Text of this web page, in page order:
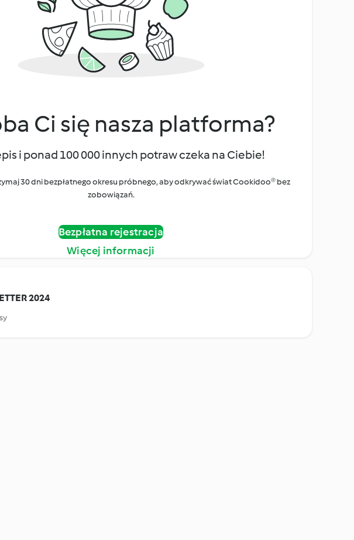
Ci się nasza platforma?
i ponad 100 000 innych potraw czeka na Ciebie!
30 dni bezpłatnego okresu próbnego, aby odkrywać świat Cookidoo® bez
zobowiązań.
Bezpłatna rejestracja
Więcej informacji
2024